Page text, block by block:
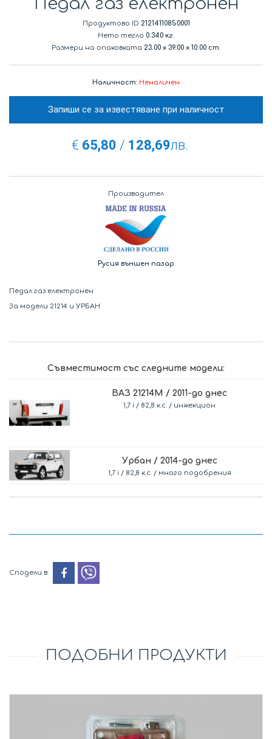
Продуктово ID 21214110850001
Нето тегло 0.340 кг.
Размери на опаковката 23.00 x39.00 x10.00 cm.
Наличност: Неналичен
Запиши се за известяване при наличност
€ 65,80 / 128,69лв.
Производител
Русия външен пазар
Педал газ електронен
За модели 21214 и УРБАН
Съвместимост със следните модели:
ВАЗ 21214M / 2011-до днес
1,7 i / 82,8 к.с. / инжекцион
Урбан / 2014-до днес
1,7 i / 82,8 к.с. / много подобрения
Сподели в:
ПОДОБНИ ПРОДУКТИ